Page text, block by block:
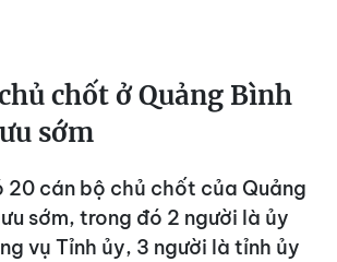
chốt ở Quảng Bình
sớm
20 cán bộ chủ chốt của Quảng
sớm, trong đó 2 người là ủy
vụ Tỉnh ủy, 3 người là tỉnh ủy